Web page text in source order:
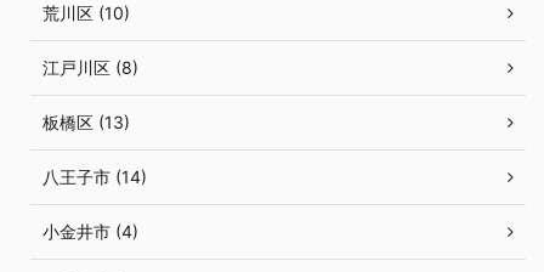
荒川区 (10)
江戸川区 (8)
板橋区 (13)
八王子市 (14)
小金井市 (4)